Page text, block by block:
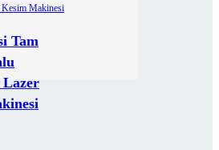
Tam